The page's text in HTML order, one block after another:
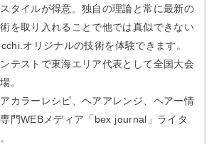
タイルが得意。独自の理論と常に最新の
を取り入れることで他では真似できない
オリジナルの技術を体験できます。
テストで東海エリア代表として全国大会
。
カラーレシピ、ヘアアレンジ、ヘアー情
門WEBメディア「bex journal」ライタ